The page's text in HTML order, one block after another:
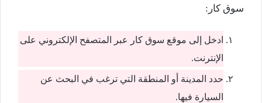
سوق كار:
ادخل إلى موقع سوق كار عبر المتصفح الإلكتروني على
الإنترنت.
حدد المدينة أو المنطقة التي ترغب في البحث عن
السيارة فيها.